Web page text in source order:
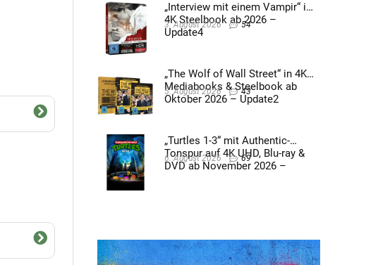
„Interview mit einem Vampir“ im
4K Steelbook ab 2026 –
Update4
3. August 2026 54
„The Wolf of Wall Street“ in 4K
Mediabooks & Steelbook ab
Oktober 2026 – Update2
5. August 2026 43
„Turtles 1-3“ mit Authentic-
Tonspur auf 4K UHD, Blu-ray &
DVD ab November 2026 –
6. August 2026 69